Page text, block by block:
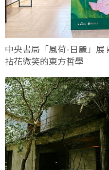
中央書局「風荷-日麗」展
拈花微笑的東方哲學